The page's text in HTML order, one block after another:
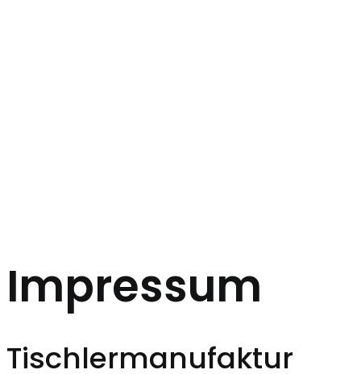
Impressum
Tischlermanufaktur